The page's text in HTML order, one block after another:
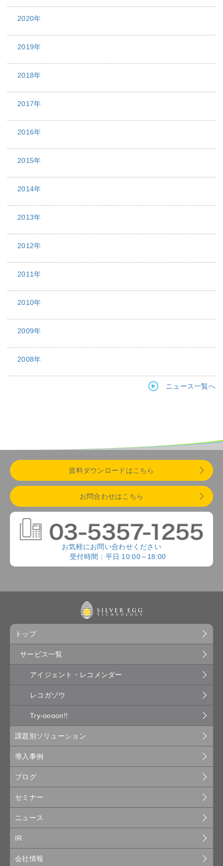
2020年
2019年
2018年
2017年
2016年
2015年
2014年
2013年
2012年
2011年
2010年
2009年
2008年
ニュース一覧へ
資料ダウンロードはこちら
お問合わせはこちら
お気軽にお問い合わせください
受付時間：平日 10:00～18:00
トップ
サービス一覧
アイジェント・レコメンダー
レコガゾウ
Try-oooon!!
課題別ソリューション
導入事例
ブログ
セミナー
ニュース
IR
会社情報